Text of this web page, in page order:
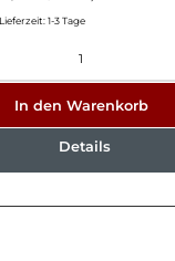
1-3 Tage
In den Warenkorb
Details